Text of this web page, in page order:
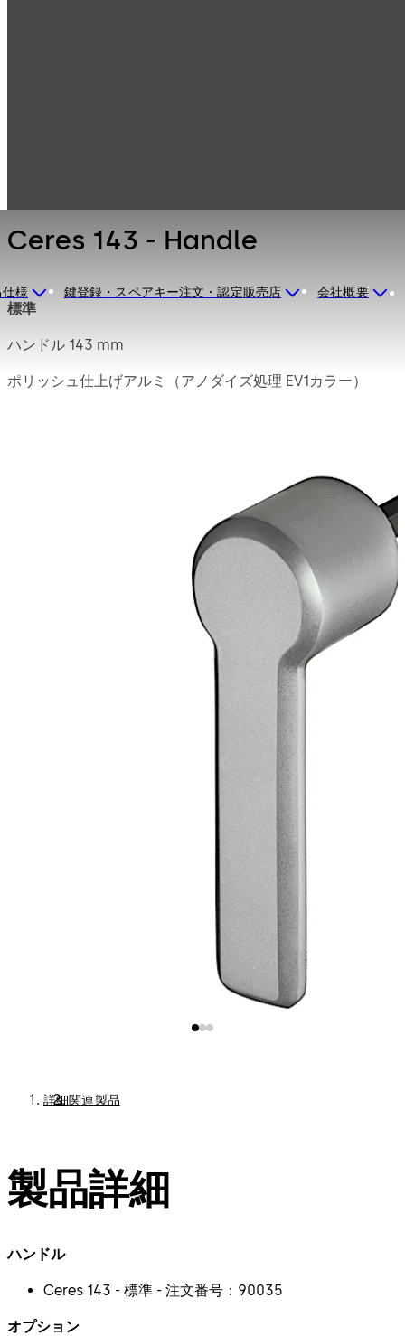
様 鍵登録・スペアキー注文・認定販売店 会社概要
Ceres 143 - Handle
標準
ハンドル 143 mm
ポリッシュ仕上げアルミ（アノダイズ処理 EV1カラー）
詳細関連製品
製品詳細
ハンドル
Ceres 143 - 標準 - 注文番号：90035
オプション